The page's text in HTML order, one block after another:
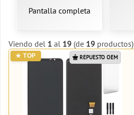
Pantalla completa
Viendo del 1 al 19 (de 19 productos)
REPUESTO OEM